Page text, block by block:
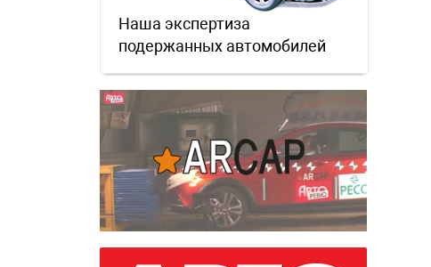
Наша экспертиза
подержанных автомобилей